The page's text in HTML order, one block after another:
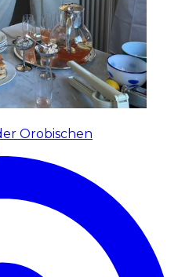
Orobischen